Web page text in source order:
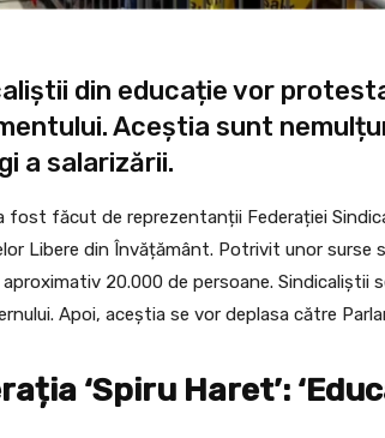
din educație vor
Aceștia sunt
a salarizării.
fost făcut de reprezentanții Federației
Libere din Învățământ. Potrivit unor
20.000 de persoane. Sindicaliștii
Apoi, aceștia se vor deplasa către
‘Spiru Haret’: